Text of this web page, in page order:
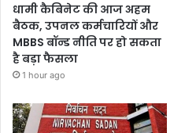
धामी कैबिनेट की आज अहम
बैठक, उपनल कर्मचारियों और
MBBS बॉन्ड नीति पर हो सकता
है बड़ा फैसला
1 hour ago